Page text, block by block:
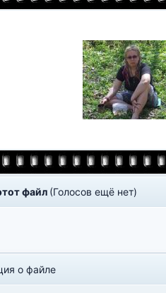
файл (Голосов ещё нет)
о файле